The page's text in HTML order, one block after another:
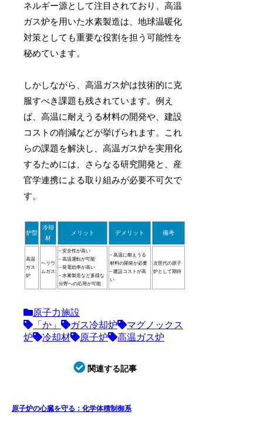
ネルギー源として注目されており、高温
ガス炉を用いた水素製造は、地球温暖化
対策としても重要な役割を担う可能性を
秘めています。
しかしながら、高温ガス炉は技術的に克
服すべき課題も残されています。例え
ば、高温に耐えうる材料の開発や、建設
コストの削減などが挙げられます。これ
らの課題を解決し、高温ガス炉を実用化
するためには、さらなる研究開発と、産
官学連携による取り組みが必要不可欠で
す。
炉型
冷却
材
メリット デメリット 備考
高温
ガス
炉
ヘリウ
ムガス
– 安全性が高い
– 高温運転が可能
– 発電効率が高い
– 水素製造など多様な
分野への応用が可能
– 高温に耐えうる
材料の開発が必要
– 建設コストが高
い
次世代の原子
炉として期待
原子力施設
「か」
ガス冷却炉
マグノックス
炉
冷却材 原子炉 高温ガス炉
関連する記事
原子炉の心臓を守る：化学体積制御系